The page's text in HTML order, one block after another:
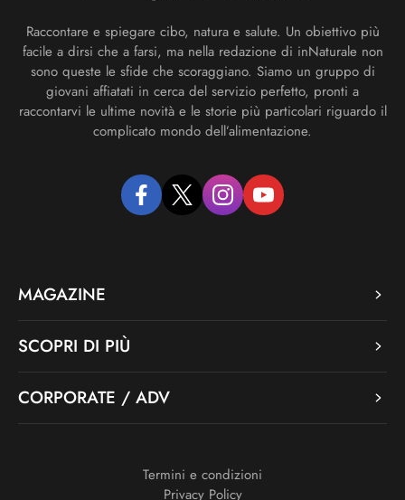
Raccontare e spiegare cibo, natura e salute. Un obiettivo più
facile a dirsi che a farsi, ma nella redazione di inNaturale non
sono queste le sfide che scoraggiano. Siamo un gruppo di
giovani affiatati in cerca del servizio perfetto, pronti a
raccontarvi le ultime novità e le storie più particolari riguardo il
complicato mondo dell’alimentazione.
facebooktwitter instagramyoutube
MAGAZINE
SCOPRI DI PIÙ
CORPORATE / ADV
Termini e condizioni
Privacy Policy